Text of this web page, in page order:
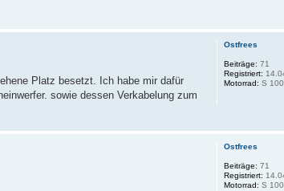
Platz besetzt. Ich habe mir dafür
sowie dessen Verkabelung zum
Ostfrees
Beiträge: 71
Registriert:
Motorrad: S
Ostfrees
Beiträge: 71
Registriert:
Motorrad: S